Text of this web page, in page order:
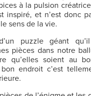
à la pulsion
et n’est donc
sens de la vie.
puzzle géant
pièces dans notre
qu’elles soient au
endroit c’est